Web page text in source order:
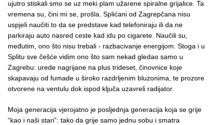
ujutro stiskali smo se uz meki plam užarene spiralne grijalice. Ta
vremena su, čini mi se, prošla. Splićani od Zagrepčana nisu
uspjeli naučiti to da se predstave kad telefoniraju ili da ne
parkiraju auto nasred ceste kad idu po cigarete. Naučili su,
međutim, ono što nisu trebali - razbacivanje energijom. Stoga i u
Splitu sve češće vidim ono što sam nekad gledao samo u
Zagrebu: urede nagrijane na plus trideset, činovnice koje
skapavaju od fumade u široko razdrljenim bluzonima, te prozore
otvorene na ventulu dok ispod ključa uzavreli radijator.
Moja generacija vjerojatno je posljednja generacija koja se grije
“kao i naši stari”: tako da grije samo jednu sobu i smatra